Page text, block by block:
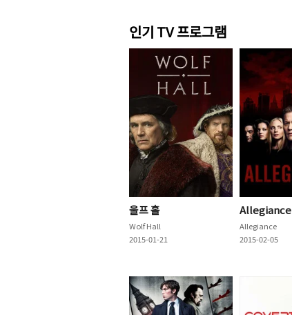
인기 TV 프로그램
울프 홀
Wolf Hall
2015-01-21
Allegiance
Allegiance
2015-02-05